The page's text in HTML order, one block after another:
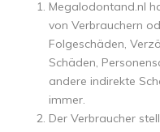
Megalodontand.nl
von Verbrauchern
Folgeschäden,
Schäden,
andere indirekte
immer.
Der Verbraucher